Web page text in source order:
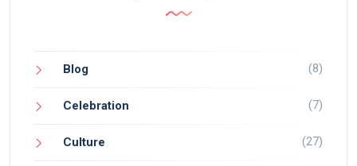
Blog (8)
Celebration (7)
Culture (27)